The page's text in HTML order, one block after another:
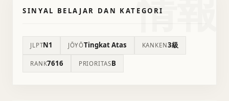
SINYAL BELAJAR DAN KATEGORI
JLPTN1 JŌYŌTingkat Atas KANKEN3級
RANK7616 PRIORITASB